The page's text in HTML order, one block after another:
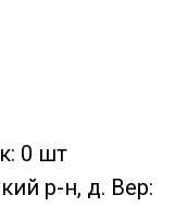
0 шт
р-н, д. Вер: